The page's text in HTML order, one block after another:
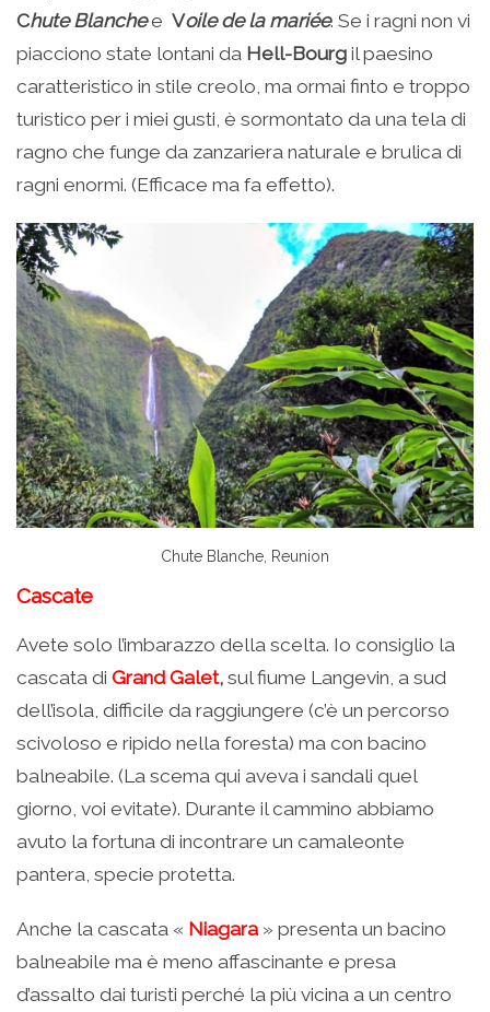
Chute Blanchee Voile de la mariée. Se i ragni non vi
piacciono state lontani da Hell-Bourg il paesino
caratteristico in stile creolo, ma ormai finto e troppo
turistico per i miei gusti, è sormontato da una tela di
ragno che funge da zanzariera naturale e brulica di
ragni enormi. (Efficace ma fa effetto).
Chute Blanche, Reunion
Cascate
Avete solo l’imbarazzo della scelta. Io consiglio la
cascata di Grand Galet, sul fiume Langevin, a sud
dell’isola, difficile da raggiungere (c’è un percorso
scivoloso e ripido nella foresta) ma con bacino
balneabile. (La scema qui aveva i sandali quel
giorno, voi evitate). Durante il cammino abbiamo
avuto la fortuna di incontrare un camaleonte
pantera, specie protetta.
Anche la cascata « Niagara » presenta un bacino
balneabile ma è meno affascinante e presa
d’assalto dai turisti perché la più vicina a un centro